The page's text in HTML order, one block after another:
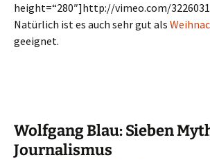
height=“280″]http://vimeo.com/
Natürlich ist es auch sehr gut als
geeignet.
Wolfgang Blau: Sieben
Journalismus